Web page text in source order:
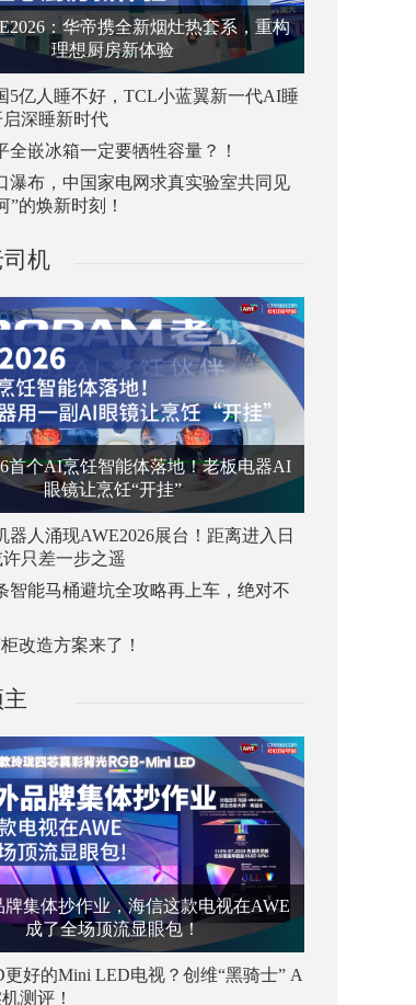
：华帝携全新烟灶热套系，重构
理想厨房新体验
5亿人睡不好，TCL小蓝翼新一代AI睡
深睡新时代
全嵌冰箱一定要牺牲容量？！
瀑布，中国家电网求真实验室共同见
”的焕新时刻！
机
首个AI烹饪智能体落地！老板电器AI
眼镜让烹饪“开挂”
器人涌现AWE2026展台！距离进入日
只差一步之遥
智能马桶避坑全攻略再上车，绝对不
改造方案来了！
牌集体抄作业，海信这款电视在AWE
成了全场顶流显眼包！
更好的Mini LED电视？创维“黑骑士” A
测评！